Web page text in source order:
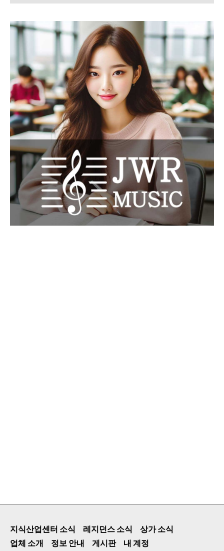
지식산업센터 소식 레지던스 소식
상가 소식
업체 소개
정보 안내 게시판 내 계정